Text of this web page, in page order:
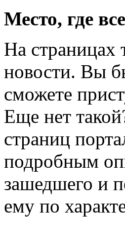
Место, где
На страницах
новости. Вы
сможете
Еще нет
страниц
подробным
зашедшего и
ему по